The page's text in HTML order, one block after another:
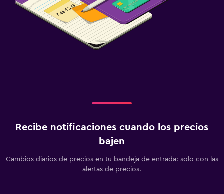
Recibe notificaciones cuando los precios
bajen
Cambios diarios de precios en tu bandeja de entrada: solo con las
alertas de precios.